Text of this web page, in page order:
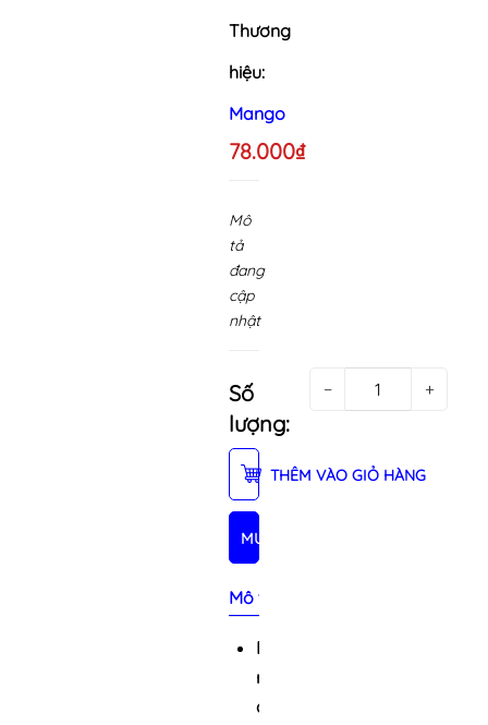
Thương
hiệu:
Mango
78.000₫
Mô
tả
đang
cập
nhật
Số
lượng:
− +
THÊM VÀO GIỎ HÀNG
MUA NGAY
Mô tả sản phẩm
Bảng
màu
đa